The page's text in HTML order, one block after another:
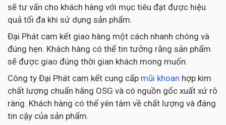
sẽ tư vấn cho khách hàng với mục tiêu đạt được hiệu
quả tối đa khi sử dụng sản phẩm.
Đại Phát cam kết giao hàng một cách nhanh chóng và
đúng hẹn. Khách hàng có thể tin tưởng rằng sản phẩm
sẽ được giao đúng thời gian khách mong muốn.
Công ty Đại Phát cam kết cung cấp mũi khoan hợp kim
chất lượng chuẩn hãng OSG và có nguồn gốc xuất xứ rõ
ràng. Khách hàng có thể yên tâm về chất lượng và đáng
tin cậy của sản phẩm.